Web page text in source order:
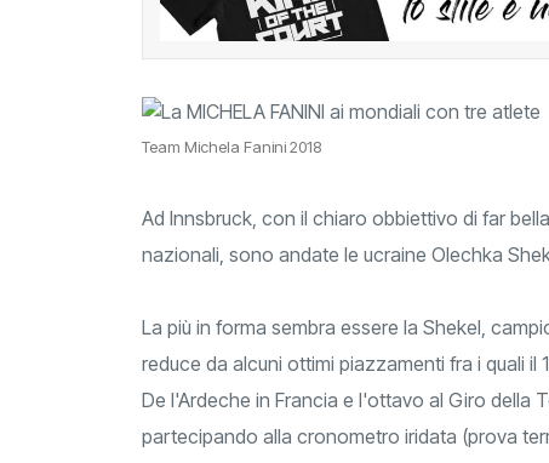
Team Michela Fanini 2018
Ad Innsbruck, con il chiaro obbiettivo di far
nazionali, sono andate le ucraine Olechka
La più in forma sembra essere la Shekel,
reduce da alcuni ottimi piazzamenti fra i quali
De l'Ardeche in Francia e l'ottavo al Giro della
partecipando alla cronometro iridata (prova